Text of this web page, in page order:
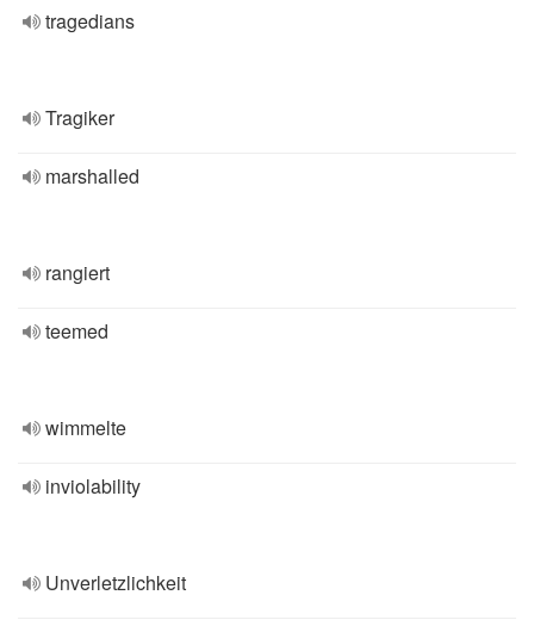
tragedians
Tragiker
marshalled
rangiert
teemed
wimmelte
inviolability
Unverletzlichkeit